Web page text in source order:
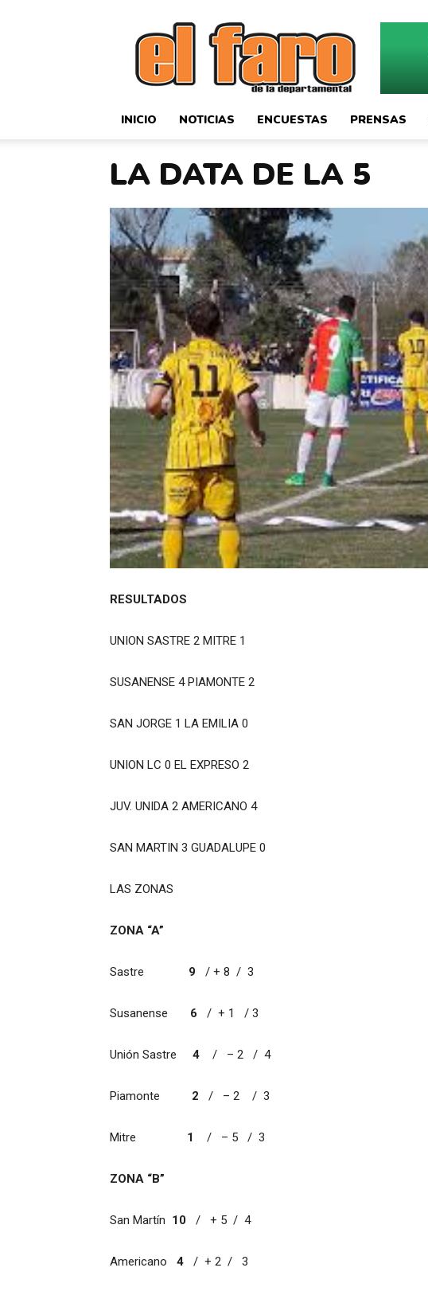
El
Faro
Deportivo
INICIO NOTICIAS ENCUESTAS PRENSAS
LA DATA DE LA 5
RESULTADOS
UNION SASTRE 2 MITRE 1
SUSANENSE 4 PIAMONTE 2
SAN JORGE 1 LA EMILIA 0
UNION LC 0 EL EXPRESO 2
JUV. UNIDA 2 AMERICANO 4
SAN MARTIN 3 GUADALUPE 0
LAS ZONAS
ZONA “A”
Sastre 9 / + 8 / 3
Susanense 6 / + 1 / 3
Unión Sastre 4 / – 2 / 4
Piamonte 2 / – 2 / 3
Mitre 1 / – 5 / 3
ZONA “B”
San Martín 10 / + 5 / 4
Americano 4 / + 2 / 3